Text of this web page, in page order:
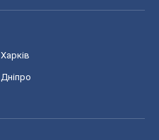
Харків
Дніпро